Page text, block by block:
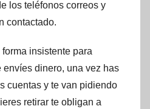
los teléfonos correos y
contactado.
insistente para
envíes dinero, una vez has
cuentas y te van pidiendo
retirar te obligan a